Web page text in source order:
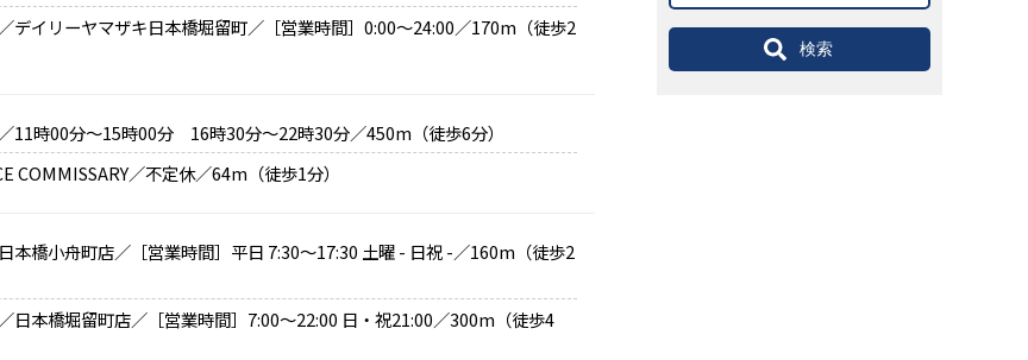
デイリーヤマザキ日本橋堀留町／［営業時間］0:00～24:00／170m（徒歩2
11時00分～15時00分 16時30分～22時30分／450m（徒歩6分）
COMMISSARY／不定休／64m（徒歩1分）
本橋小舟町店／［営業時間］平日 7:30～17:30 土曜 - 日祝 -／160m（徒歩2
日本橋堀留町店／［営業時間］7:00～22:00 日・祝21:00／300m（徒歩4
検索